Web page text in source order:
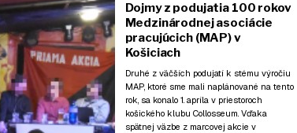
Dojmy z podujatia 100 rokov
Medzinárodnej asociácie
pracujúcich (MAP) v
Košiciach
Druhé z väčších podujatí k stému výročiu
MAP, ktoré sme mali naplánované na tento
rok, sa konalo 1. apríla v priestoroch
košického klubu Collosseum. Vďaka
spätnej väzbe z marcovej akcie v